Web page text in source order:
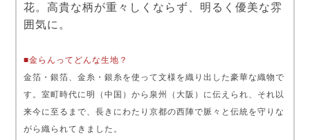
花。高貴な柄が重々しくならず、明るく優美な雰
囲気に。
■金らんってどんな生地？
金箔・銀箔、金糸・銀糸を使って文様を織り出した豪華な織物で
す。室町時代に明（中国）から泉州（大阪）に伝えられ、それ以
来今に至るまで、長きにわたり京都の西陣で脈々と伝統を守りな
がら織られてきました。